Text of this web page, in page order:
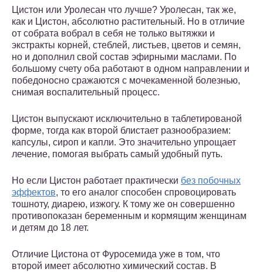
Цистон или Уролесан что лучше? Уролесан, так же,
как и Цистон, абсолютно растительный. Но в отличие
от собрата вобрал в себя не только вытяжки и
экстракты корней, стеблей, листьев, цветов и семян,
но и дополнил свой состав эфирными маслами. По
большому счету оба работают в одном направлении и
победоносно сражаются с мочекаменной болезнью,
снимая воспалительный процесс.
Цистон выпускают исключительно в таблетированой
форме, тогда как второй блистает разнообразием:
капсулы, сироп и капли. Это значительно упрощает
лечение, помогая выбрать самый удобный путь.
Но если Цистон работает практически без побочных
эффектов, то его аналог способен спровоцировать
тошноту, диарею, изжогу. К тому же он совершенно
противопоказан беременным и кормящим женщинам
и детям до 18 лет.
Отличие Цистона от Фуросемида уже в том, что
второй имеет абсолютно химический состав. В